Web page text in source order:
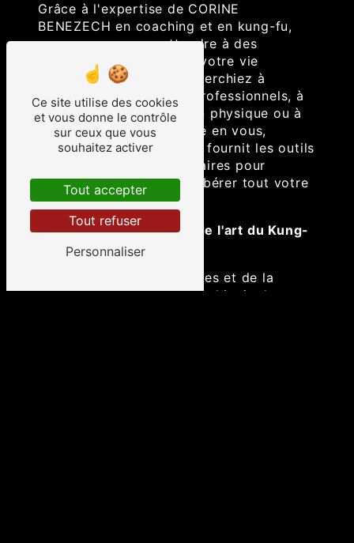
Grâce à l'expertise de CORINE
BENEZECH en coaching et en kung-fu,
vous pouvez vous attendre à des
résultats tangibles dans votre vie
quotidienne. Que vous cherchiez à
atteindre des objectifs professionnels, à
améliorer votre condition physique ou à
renforcer votre confiance en vous,
CORINE BENEZECH vous fournit les outils
et les techniques nécessaires pour
dépasser vos limites et libérer tout votre
potentiel.
Une approche Inspirée de l'art du Kung-
En s'inspirant des principes et de la
discipline de l'art martial chinois du
Ce site utilise des cookies
et vous donne le contrôle
sur ceux que vous
souhaitez activer
Tout accepter
Tout refuser
Personnaliser